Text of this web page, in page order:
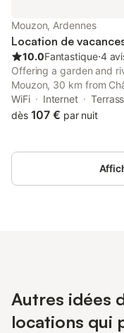
Mouzon, Ardennes
Location de
10.0Fantastique⋅4
Offering a garden and
Mouzon, 30 km from
Ardennes Golf Course.
free private parking and
WiFi Internet
dès 107 € par nuit
Autres idées
locations qui